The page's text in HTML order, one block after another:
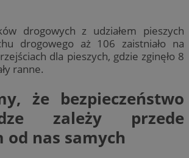
drogowych z udziałem pieszych
drogowego aż 106 zaistniało na
dla pieszych, gdzie zginęło 8
ranne.
że bezpieczeństwo
zależy przede
nas samych